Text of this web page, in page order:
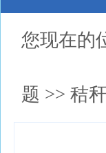
您现在的
题 >> 秸